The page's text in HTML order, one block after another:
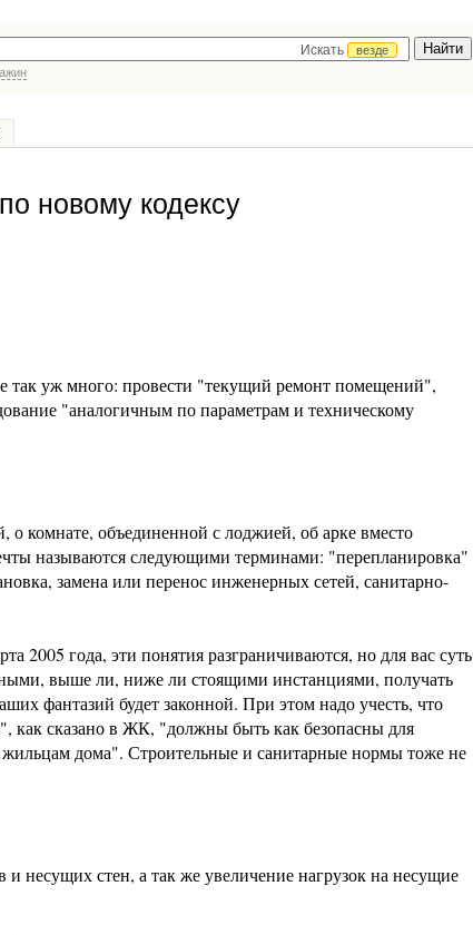
Искать
везде
новому кодексу
так уж много: провести "текущий ремонт помещений",
"аналогичным по параметрам и техническому
комнате, объединенной с лоджией, об арке вместо
называются следующими терминами: "перепланировка"
замена или перенос инженерных сетей, санитарно-
года, эти понятия разграничиваются, но для вас суть
выше ли, ниже ли стоящими инстанциями, получать
фантазий будет законной. При этом надо учесть, что
как сказано в ЖК, "должны быть как безопасны для
дома". Строительные и санитарные нормы тоже не
несущих стен, а так же увеличение нагрузок на несущие